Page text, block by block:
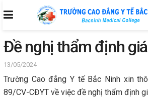
Đề nghị thẩm định giá
13/05/2024
Trường Cao đẳng Y tế Bắc Ninh xin
89/CV-CĐYT về việc đề nghị thẩm định